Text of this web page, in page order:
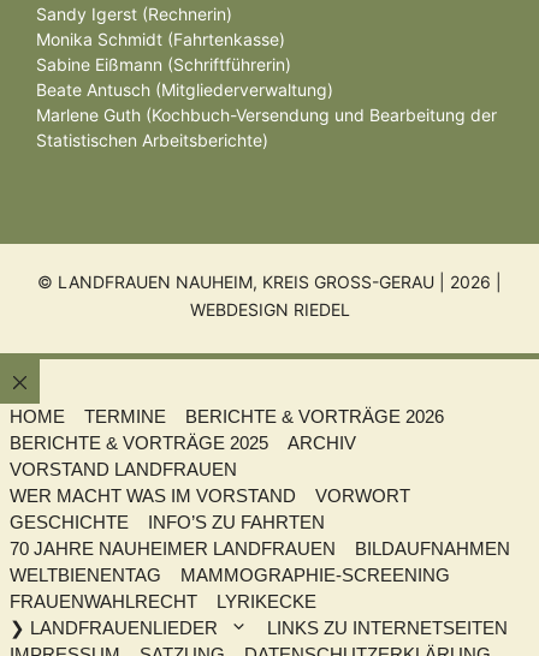
Sandy Igerst (Rechnerin)
Monika Schmidt (Fahrtenkasse)
Sabine Eißmann (Schriftführerin)
Beate Antusch (Mitgliederverwaltung)
Marlene Guth (Kochbuch-Versendung und Bearbeitung der
Statistischen Arbeitsberichte)
© LANDFRAUEN NAUHEIM, KREIS GROSS-GERAU | 2026 |
WEBDESIGN RIEDEL
Schließen
HOME
TERMINE
BERICHTE & VORTRÄGE 2026
BERICHTE & VORTRÄGE 2025
ARCHIV
VORSTAND LANDFRAUEN
WER MACHT WAS IM VORSTAND
VORWORT
GESCHICHTE
INFO’S ZU FAHRTEN
70 JAHRE NAUHEIMER LANDFRAUEN
BILDAUFNAHMEN
WELTBIENENTAG
MAMMOGRAPHIE-SCREENING
FRAUENWAHLRECHT
LYRIKECKE
❯ LANDFRAUENLIEDER
LINKS ZU INTERNETSEITEN